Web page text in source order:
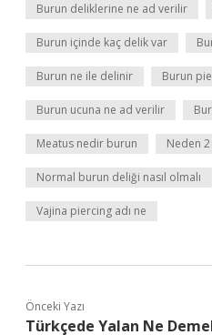
Burun deliklerine ne ad verilir
Burun içinde kaç delik var
Burun ne ile delinir Burun
Burun ucuna ne ad verilir
Meatus nedir burun Neden
Normal burun deliği nasıl olmalı
Vajina piercing adı ne
Önceki Yazı
Türkçede Yalan Ne